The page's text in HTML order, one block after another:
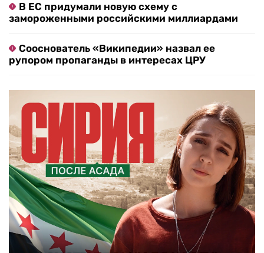
В ЕС придумали новую схему с
замороженными российскими миллиардами
Сооснователь «Википедии» назвал ее
рупором пропаганды в интересах ЦРУ